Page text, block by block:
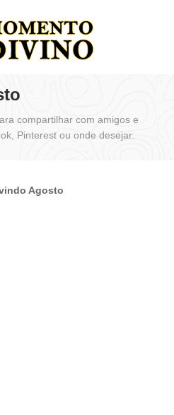
compartilhar com amigos e
Pinterest ou onde desejar.
Agosto